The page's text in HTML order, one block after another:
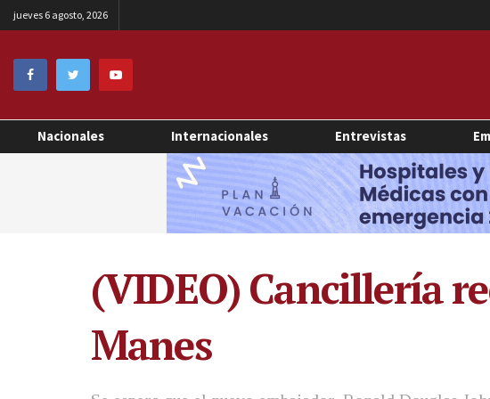
jueves 6 agosto, 2026
Nacionales Internacionales Entrevistas
(VIDEO) Cancillería
Manes